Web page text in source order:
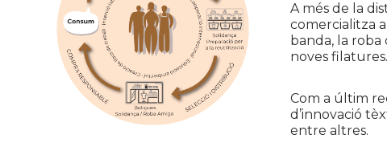
A més de la
comercialitza
banda, la roba
noves filatures.
Com a últim
d’innovació
entre altres.